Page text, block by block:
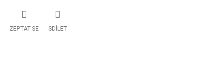
ZEPTAT SE SDÍLET